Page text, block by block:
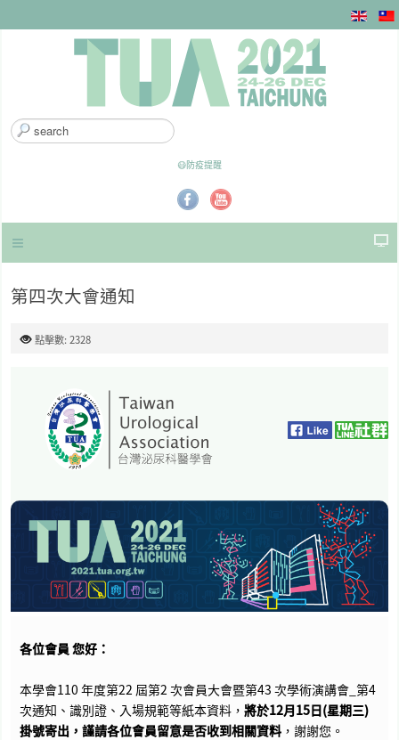
搜
尋
😷防疫提醒
第四次大會通知
點擊數: 2328
各位會員 您好：
本學會110 年度第22 屆第2 次會員大會暨第43 次學術演講會_第4
次通知、識別證、入場規範等紙本資料， 將於12月15日(星期三)
掛號寄出，謹請各位會員留意是否收到相關資料 ，謝謝您。